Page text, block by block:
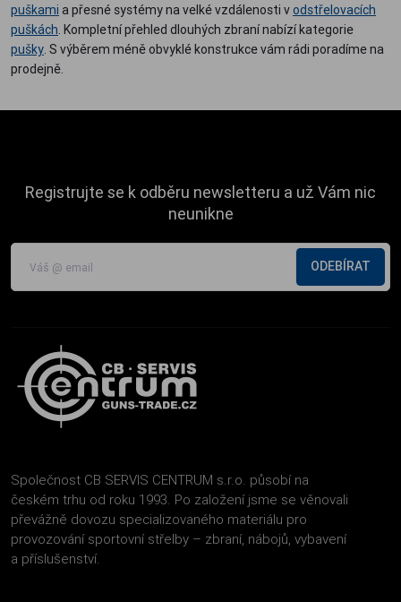
puškami a přesné systémy na velké vzdálenosti vodstřelovacích
puškách. Kompletní přehled dlouhých zbraní nabízí kategorie
pušky. S výběrem méně obvyklé konstrukce vám rádi poradíme na
prodejně.
Registrujte se k odběru newsletteru a už Vám nic
neunikne
ODEBÍRAT
Společnost CB SERVIS CENTRUM s.r.o. působí na
českém trhu od roku 1993. Po založení jsme se věnovali
převážně dovozu specializovaného materiálu pro
provozování sportovní střelby – zbraní, nábojů, vybavení
a příslušenství.